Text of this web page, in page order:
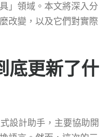
」領域。本文將深入分
改變，以及它們對實際
底更新了什
設計助手，主要協助開